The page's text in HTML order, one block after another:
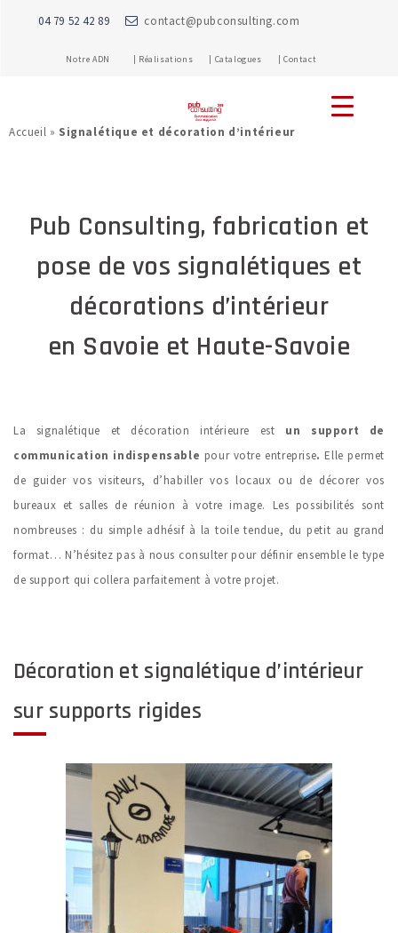
04 79 52 42 89 contact@pubconsulting.com
Notre ADN | Réalisations | Catalogues | Contact
Accueil » Signalétique et décoration d’intérieur
Pub Consulting, fabrication et
pose de vos signalétiques et
décorations d’intérieur
en Savoie et Haute-Savoie
La signalétique et décoration intérieure est un support de
communication indispensable pour votre entreprise. Elle permet
de guider vos visiteurs, d’habiller vos locaux ou de décorer vos
bureaux et salles de réunion à votre image. Les possibilités sont
nombreuses : du simple adhésif à la toile tendue, du petit au grand
format… N’hésitez pas à nous consulter pour définir ensemble le type
de support qui collera parfaitement à votre projet.
Décoration et signalétique d’intérieur
sur supports rigides